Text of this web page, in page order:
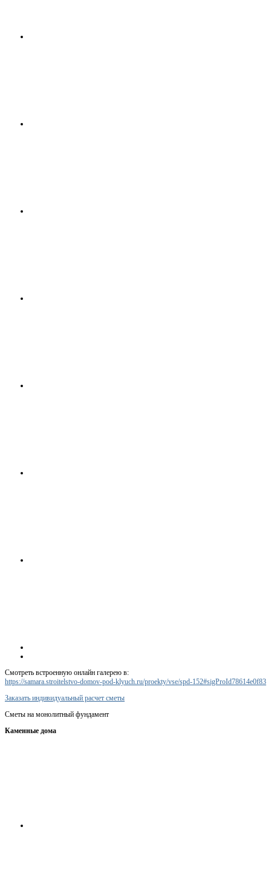
Смотреть встроенную онлайн галерею в:
https://samara.stroitelstvo-domov-pod-klyuch.ru/proekty/vse/spd-152#sigProId78614e0f83
Заказать индивидуальный расчет сметы
Сметы на монолитный фундамент
Каменные дома